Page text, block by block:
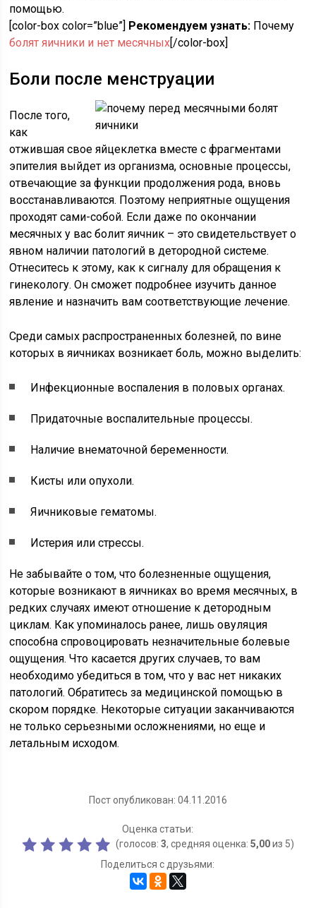
помощью.
[color-box color=”blue”] Рекомендуем узнать: Почему
болят яичники и нет месячных [/color-box]
Боли после менструации
После того,
как
отжившая свое яйцеклетка вместе с фрагментами
эпителия выйдет из организма, основные процессы,
отвечающие за функции продолжения рода, вновь
восстанавливаются. Поэтому неприятные ощущения
проходят сами-собой. Если даже по окончании
месячных у вас болит яичник – это свидетельствует о
явном наличии патологий в детородной системе.
Отнеситесь к этому, как к сигналу для обращения к
гинекологу. Он сможет подробнее изучить данное
явление и назначить вам соответствующие лечение.
Среди самых распространенных болезней, по вине
которых в яичниках возникает боль, можно выделить:
Инфекционные воспаления в половых органах.
Придаточные воспалительные процессы.
Наличие внематочной беременности.
Кисты или опухоли.
Яичниковые гематомы.
Истерия или стрессы.
Не забывайте о том, что болезненные ощущения,
которые возникают в яичниках во время месячных, в
редких случаях имеют отношение к детородным
циклам. Как упоминалось ранее, лишь овуляция
способна спровоцировать незначительные болевые
ощущения. Что касается других случаев, то вам
необходимо убедиться в том, что у вас нет никаких
патологий. Обратитесь за медицинской помощью в
скором порядке. Некоторые ситуации заканчиваются
не только серьезными осложнениями, но еще и
летальным исходом.
Пост опубликован: 04.11.2016
Оценка статьи:
(голосов: 3, средняя оценка: 5,00из 5)
Поделиться с друзьями: